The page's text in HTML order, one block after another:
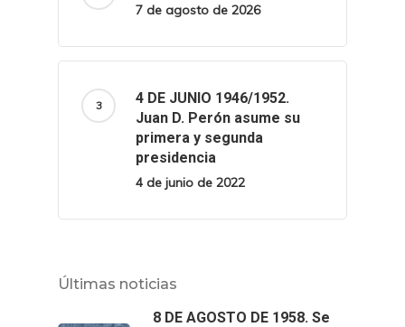
7 de agosto de 2026
4 DE JUNIO 1946/1952.
Juan D. Perón asume su
primera y segunda
presidencia
4 de junio de 2022
Últimas noticias
8 DE AGOSTO DE 1958. Se